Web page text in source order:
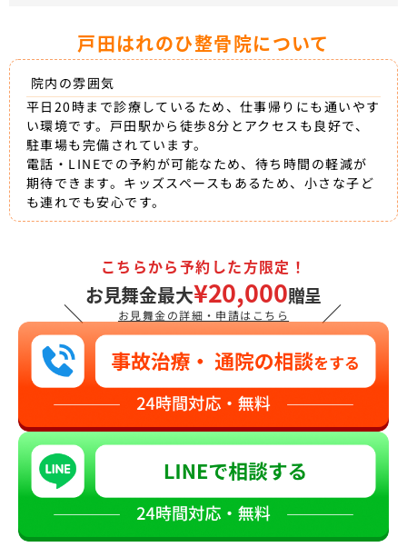
戸田はれのひ整骨院について
院内の雰囲気
平日20時まで診療しているため、仕事帰りにも通いやす
い環境です。戸田駅から徒歩8分とアクセスも良好で、
駐車場も完備されています。
電話・LINEでの予約が可能なため、待ち時間の軽減が
期待できます。キッズスペースもあるため、小さな子ど
も連れでも安心です。
＼
こちらから予約した方限定！
お見舞金最大¥20,000贈呈
お見舞金の詳細・申請はこちら ／